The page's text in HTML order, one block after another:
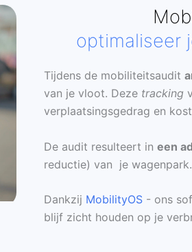
optimaliseer
Tijdens de mobiliteitsaudit
van je vloot. Deze tracking
verplaatsingsgedrag en
De audit resulteert in een
reductie) van je wagenpark.
Dankzij MobilityOS - ons
blijf zicht houden op je